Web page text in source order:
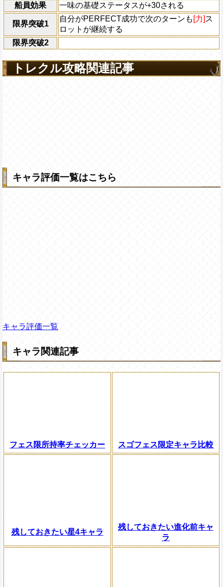
船員効果 一味の基礎ステータスが+30される
限界突破1
自分がPERFECT成功で次のターンも [力] ス
ロットが継続する
限界突破2
トレクル攻略関連記事
キャラ評価一覧はこちら
キャラ評価一覧
キャラ関連記事
フェス限所持率チェッカー スゴフェス限定キャラ比較
残しておきたい星4キャラ
残しておきたい進化前キャ
ラ